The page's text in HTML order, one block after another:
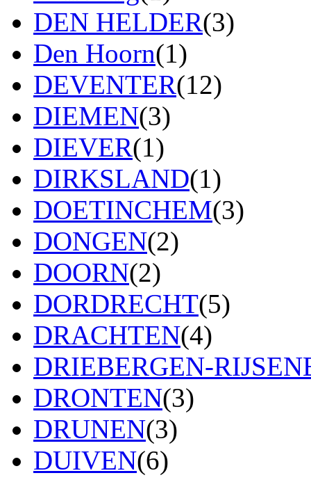
DEN HELDER(3)
Den Hoorn(1)
DEVENTER(12)
DIEMEN(3)
DIEVER(1)
DIRKSLAND(1)
DOETINCHEM(3)
DONGEN(2)
DOORN(2)
DORDRECHT(5)
DRACHTEN(4)
DRIEBERGEN-
DRONTEN(3)
DRUNEN(3)
DUIVEN(6)